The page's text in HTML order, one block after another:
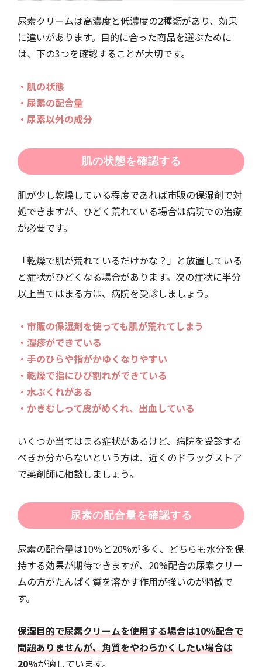
尿素クリームは高濃度と低濃度の2種類があり、効果
に違いがあります。目的に合った商品を選ぶために
は、下の3つを確認することが大切です。
・肌の状態
・尿素の配合量
・尿素以外の成分
肌の状態を確認する
肌が少し乾燥している程度であれば市販の保湿剤で対
処できますが、ひどく荒れている場合は病院での治療
が必要です。
「乾燥で肌が荒れているだけかな？」と放置している
と症状がひどくなる場合があります。次の症状に半分
以上当てはまる方は、病院を受診しましょう。
・市販の保湿剤を使っても肌が荒れてしまう
・湿疹ができている
・手のひらや指がかゆくなりやすい
・乾燥で指にひび割れができている
・水ぶくれがある
・かきむしって皮がめくれ、出血している
いくつか当てはまる症状があるけど、病院を受診する
べきか分からないという方は、近くのドラッグストア
で薬剤師に相談しましょう。
尿素の配合量を確認する
尿素の配合量は10％と20%が多く、どちらも水分を保
持する効果が期待できますが、20%配合の尿素クリー
ムの方がたんぱく質を溶かす作用が強いのが特徴で
す。
保湿目的で尿素クリームを使用する場合は10％配合で
問題ありませんが、角質をやわらかくしたい場合は
20％が適しています。